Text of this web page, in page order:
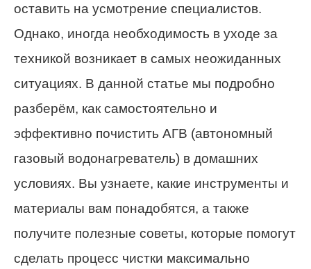
оставить на усмотрение специалистов.
Однако, иногда необходимость в уходе за
техникой возникает в самых неожиданных
ситуациях. В данной статье мы подробно
разберём, как самостоятельно и
эффективно почистить АГВ (автономный
газовый водонагреватель) в домашних
условиях. Вы узнаете, какие инструменты и
материалы вам понадобятся, a также
получите полезные советы, которые помогут
сделать процесс чистки максимально